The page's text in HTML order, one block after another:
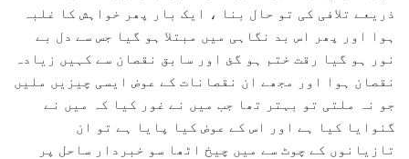
ذریعے تلافی کی تو حال بنا ، ایک بار پھر خواہش کا غلبہ
ہوا اور پھر اس بد نگاہی میں مبتلا ہو گیا جس سے دل بے
نور ہو گیا رقت ختم ہو گئ اور سابق نقصان سے کہیں زیادہ
نقصان ہوا اور مجھے ان نقصانات کے عوض ایسی چیزیں ملیں
جو نہ ملتی تو بہتر تھا جب میں نے غور کیا کہ میں نے
گنوایا کیا ہے اور اس کے عوض کیا پایا ہے تو ان
تازیانوں کے چوٹ سے میں چیخ اٹھا سو خبردار ساحل پر